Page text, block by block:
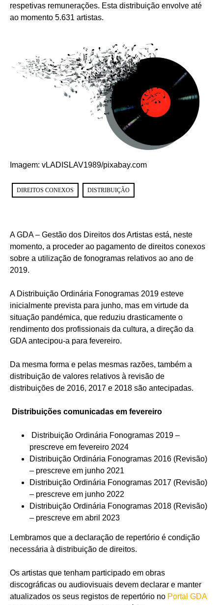
respetivas remunerações. Esta distribuição envolve até
ao momento 5.631 artistas.
Imagem: vLADISLAV1989/pixabay.com
DIREITOS CONEXOS DISTRIBUIÇÃO
A GDA – Gestão dos Direitos dos Artistas está, neste
momento, a proceder ao pagamento de direitos conexos
sobre a utilização de fonogramas relativos ao ano de
2019.
A Distribuição Ordinária Fonogramas 2019 esteve
inicialmente prevista para junho, mas em virtude da
situação pandémica, que reduziu drasticamente o
rendimento dos profissionais da cultura, a direção da
GDA antecipou-a para fevereiro.
Da mesma forma e pelas mesmas razões, também a
distribuição de valores relativos à revisão de
distribuições de 2016, 2017 e 2018 são antecipadas.
Distribuições comunicadas em fevereiro
Distribuição Ordinária Fonogramas 2019 –
prescreve em fevereiro 2024
Distribuição Ordinária Fonogramas 2016 (Revisão)
– prescreve em junho 2021
Distribuição Ordinária Fonogramas 2017 (Revisão)
– prescreve em junho 2022
Distribuição Ordinária Fonogramas 2018 (Revisão)
– prescreve em abril 2023
Lembramos que a declaração de repertório é condição
necessária à distribuição de direitos.
Os artistas que tenham participado em obras
discográficas ou audiovisuais devem declarar e manter
atualizados os seus registos de repertório no Portal GDA